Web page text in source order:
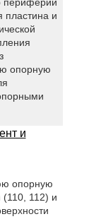
периферии
пластина и
опорную
и
опорную
(110, 112) и